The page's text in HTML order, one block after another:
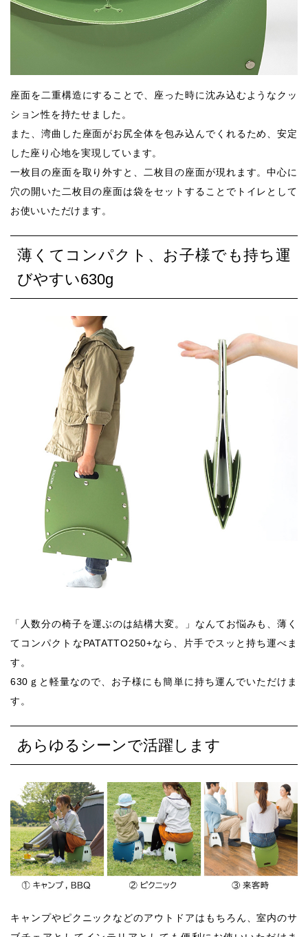
座⾯を⼆重構造にすることで、座った時に沈み込むようなクッ
ション性を持たせました。
また、湾曲した座⾯がお尻全体を包み込んでくれるため、安定
した座り⼼地を実現しています。
⼀枚⽬の座⾯を取り外すと、⼆枚⽬の座⾯が現れます。中⼼に
⽳の開いた⼆枚⽬の座⾯は袋をセットすることでトイレとして
お使いいただけます。
薄くてコンパクト、お子様でも持ち運
びやすい630g
「人数分の椅子を運ぶのは結構大変。」なんてお悩みも、薄く
てコンパクトなPATATTO250+なら、片手でスッと持ち運べま
す。
630ｇと軽量なので、お子様にも簡単に持ち運んでいただけま
す。
あらゆるシーンで活躍します
キャンプやピクニックなどのアウトドアはもちろん、室内のサ